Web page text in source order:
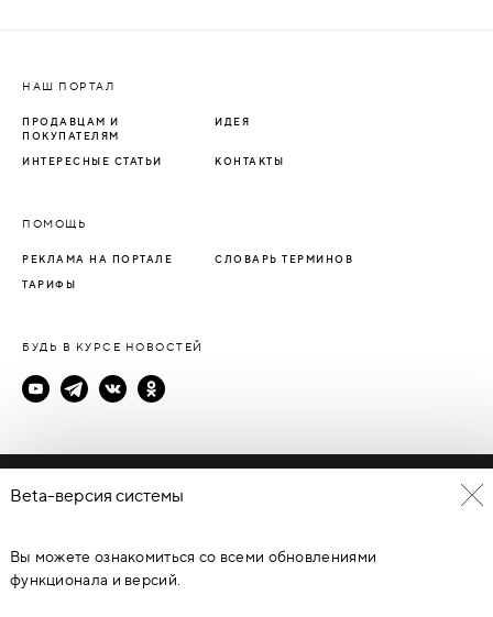
НАШ ПОРТАЛ
ПРОДАВЦАМ И
ПОКУПАТЕЛЯМ
ИДЕЯ
ИНТЕРЕСНЫЕ СТАТЬИ КОНТАКТЫ
ПОМОЩЬ
РЕКЛАМА НА ПОРТАЛЕ СЛОВАРЬ ТЕРМИНОВ
ТАРИФЫ
БУДЬ В КУРСЕ НОВОСТЕЙ
Политика конфиденциальности
© Каталог дверей - DverProf, 2021-2026Материалы сайта
являются объектами авторского права. Запрещается
копирование, распространение, любое использование
Beta-версия системы
Вы можете ознакомиться со всеми обновлениями
функционала и версий.